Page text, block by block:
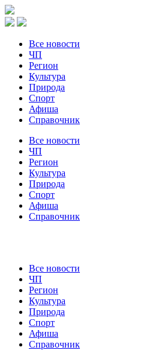
Все новости
ЧП
Регион
Культура
Природа
Спорт
Афиша
Справочник
Все новости
ЧП
Регион
Культура
Природа
Спорт
Афиша
Справочник
Все новости
ЧП
Регион
Культура
Природа
Спорт
Афиша
Справочник